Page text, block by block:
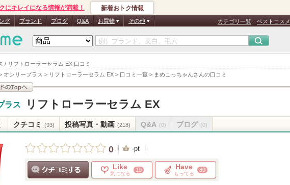
/ リフトローラーセラム EX 口コミ
オンリープラス > リフトローラーセラム EX > 口コミ一覧 > まめこっちゃんさんの口コミ
にキレイになる情報が満載！ 新着おトク情報
グ ブランド ブログ Q&A お買物 その他 カテゴリ一覧 ベストコスメ
の情報を
ラス リフトローラーセラム EX
クチコミ (93) 投稿写真・動画 (218) Q&A (0) ブログ (0)
0 -pt
Like
気になる
19 Have
もってる
89